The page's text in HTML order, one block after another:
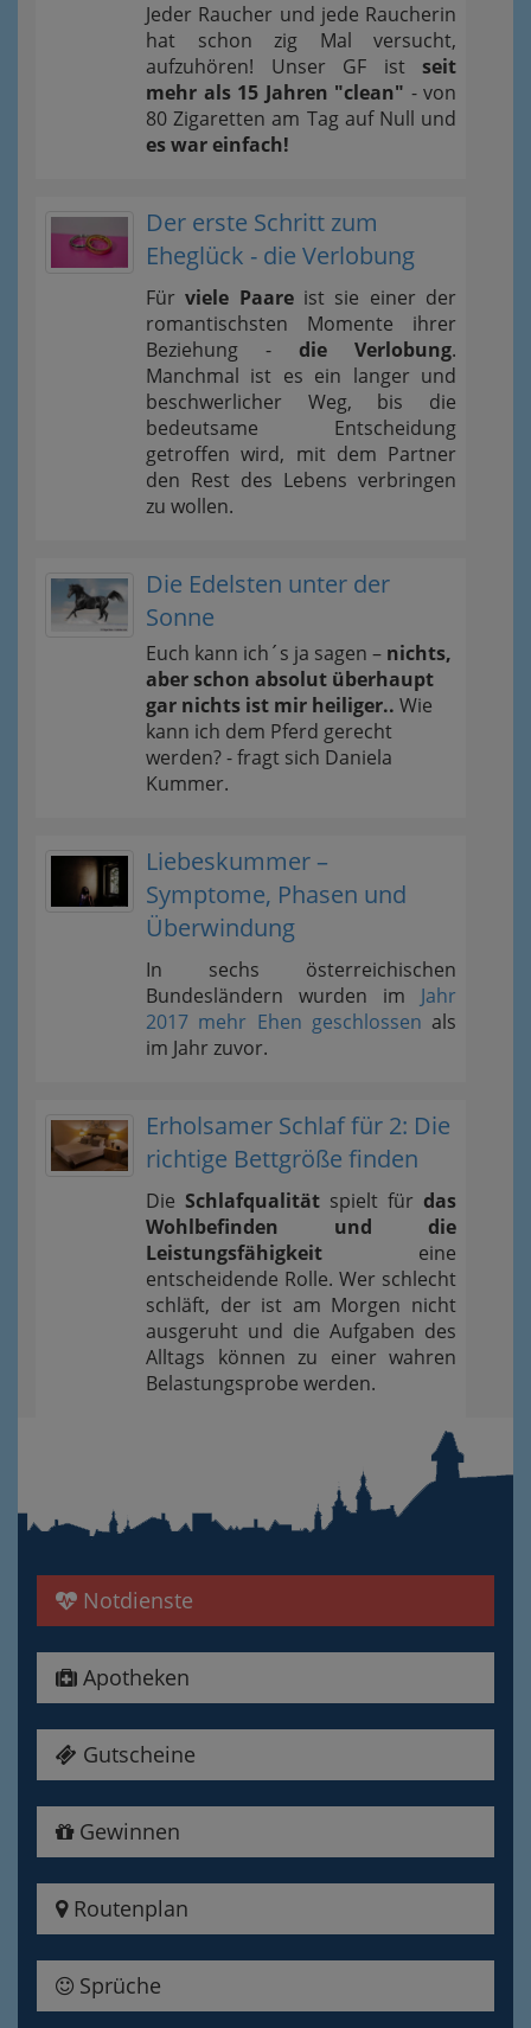
Jeder Raucher und jede Raucherin
hat schon zig Mal versucht,
aufzuhören! Unser GF ist seit
mehr als 15 Jahren "clean" - von
80 Zigaretten am Tag auf Null und
es war einfach!
Der erste Schritt zum
Eheglück - die Verlobung
Fürviele Paareist sie einer der
romantischsten Momente ihrer
Beziehung - die Verlobung.
Manchmal ist es ein langer und
beschwerlicher Weg, bis die
bedeutsame Entscheidung
getroffen wird, mit dem Partner
den Rest des Lebens verbringen
zu wollen.
Die Edelsten unter der
Sonne
Euch kann ich´s ja sagen – nichts,
aber schon absolut überhaupt
gar nichts ist mir heiliger.. Wie
kann ich dem Pferd gerecht
werden? - fragt sich Daniela
Kummer.
Liebeskummer –
Symptome, Phasen und
Überwindung
In sechs österreichischen
Bundesländern wurden im Jahr
2017 mehr Ehen geschlossen als
im Jahr zuvor.
Erholsamer Schlaf für 2: Die
richtige Bettgröße finden
Die Schlafqualität spielt für das
Wohlbefinden und die
Leistungsfähigkeit eine
entscheidende Rolle. Wer schlecht
schläft, der ist am Morgen nicht
ausgeruht und die Aufgaben des
Alltags können zu einer wahren
Belastungsprobe werden.
Notdienste
Apotheken
Gutscheine
Gewinnen
Routenplan
Sprüche